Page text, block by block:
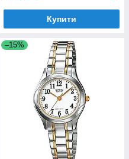
Купити
–15%